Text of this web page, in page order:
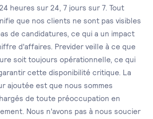
heures sur 24, 7 jours sur 7. Tout
que nos clients ne sont pas visibles
de candidatures, ce qui a un impact
d'affaires. Previder veille à ce que
soit toujours opérationnelle, ce qui
cette disponibilité critique. La
ajoutée est que nous sommes
de toute préoccupation en
Nous n'avons pas à nous soucier